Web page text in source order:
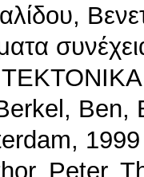
Ben,
1999
Peter,